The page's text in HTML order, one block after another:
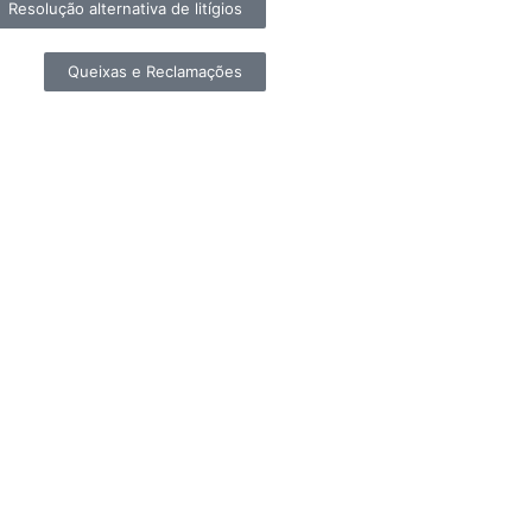
Resolução alternativa de litígios
Queixas e Reclamações